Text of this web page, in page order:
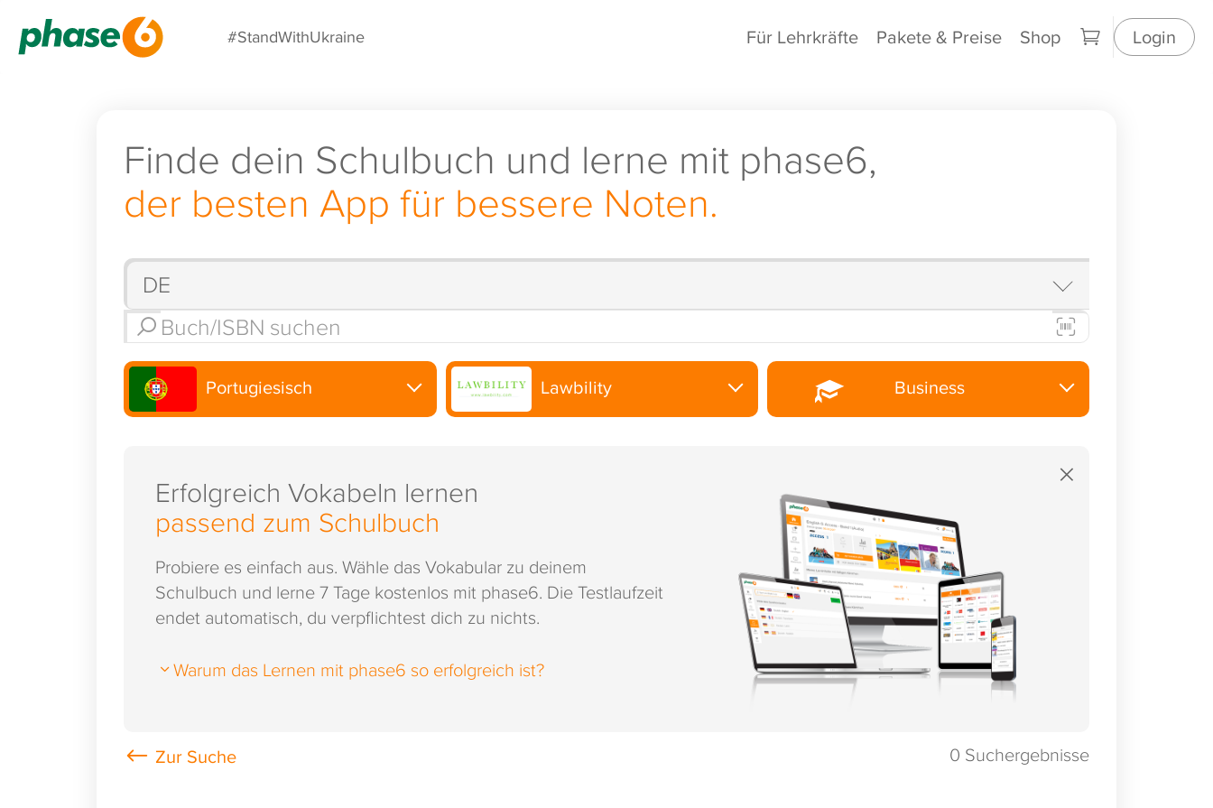
#StandWithUkraine Für Lehrkräfte Pakete & Preise Shop Login
Finde dein Schulbuch und lerne mit phase6,
der besten App für bessere Noten.
Portugiesisch Lawbility Business
×
Erfolgreich Vokabeln lernen
passend zum Schulbuch
Probiere es einfach aus. Wähle das Vokabular zu deinem
Schulbuch und lerne 7 Tage kostenlos mit phase6. Die Testlaufzeit
endet automatisch, du verpflichtest dich zu nichts.
Warum das Lernen mit phase6 so erfolgreich ist?
0 Suchergebnisse